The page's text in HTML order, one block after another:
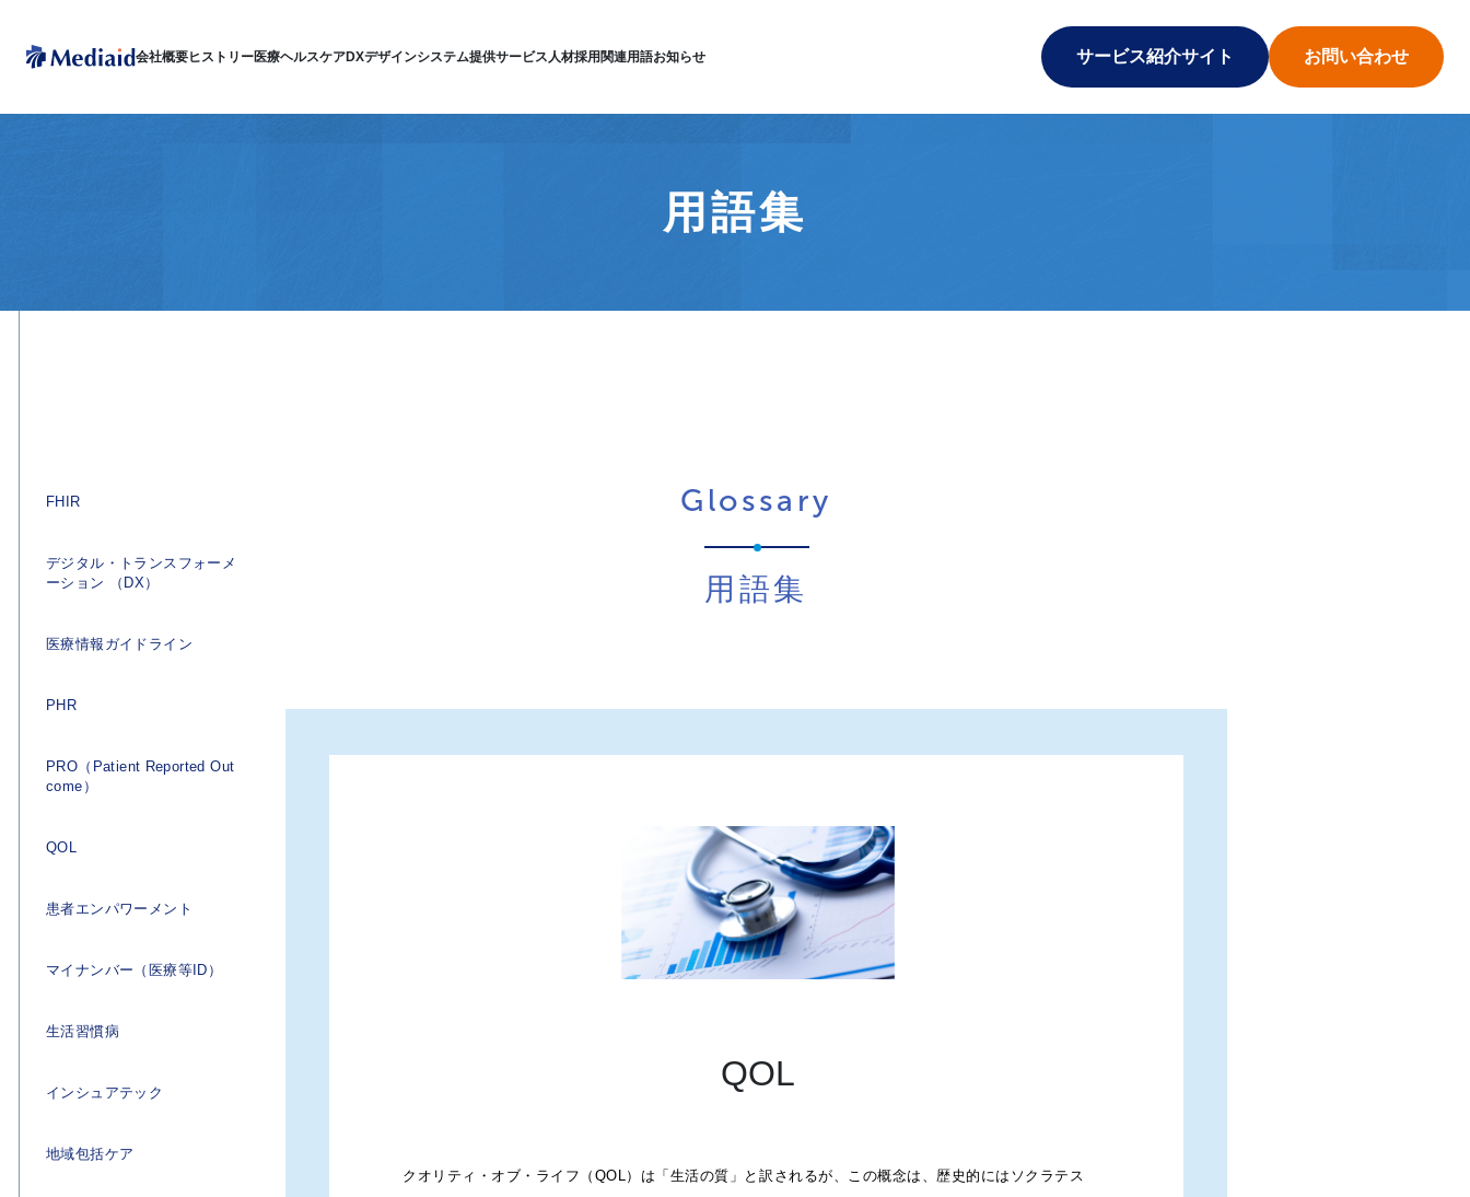
会社概要ヒストリー医療ヘルスケアDXデザインシステム提供サービス 人材採用関連用語お知らせ サービス紹介サイト お問い合わせ
用語集
FHIR
デジタル・トランスフォーメ
ーション （DX）
医療情報ガイドライン
PHR
PRO（Patient Reported Out
come）
QOL
患者エンパワーメント
マイナンバー（医療等ID）
生活習慣病
インシュアテック
地域包括ケア
Glossary
用語集
QOL
クオリティ・オブ・ライフ（QOL）は「生活の質」と訳されるが、この概念は、歴史的にはソクラテス